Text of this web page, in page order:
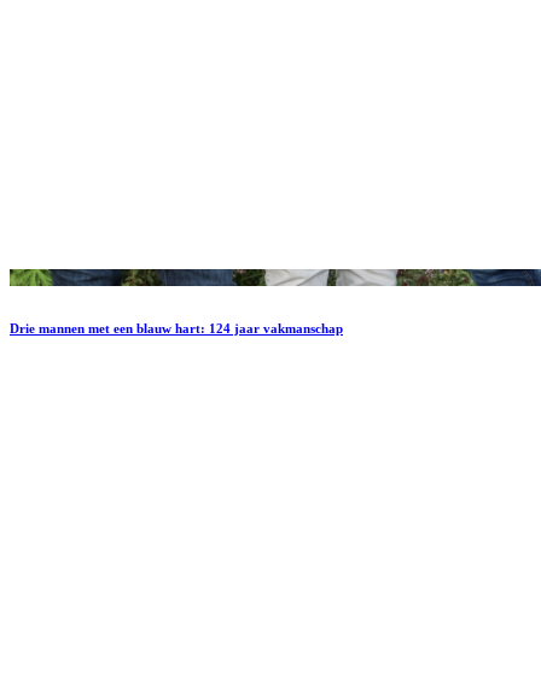
Drie mannen met een blauw hart: 124 jaar vakmanschap